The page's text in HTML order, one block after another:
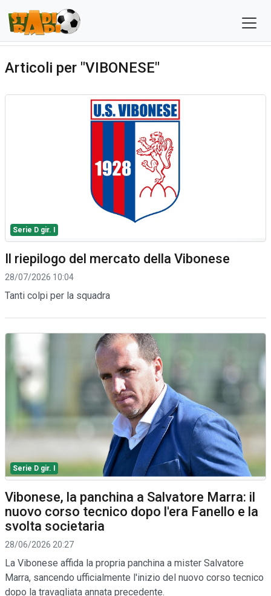
Articoli per "VIBONESE"
Serie D gir. I
Il riepilogo del mercato della Vibonese
28/07/2026 10:04
Tanti colpi per la squadra
Serie D gir. I
Vibonese, la panchina a Salvatore Marra: il
nuovo corso tecnico dopo l'era Fanello e la
svolta societaria
28/06/2026 20:27
La Vibonese affida la propria panchina a mister Salvatore
Marra, sancendo ufficialmente l'inizio del nuovo corso tecnico
dopo la travagliata annata precedente.